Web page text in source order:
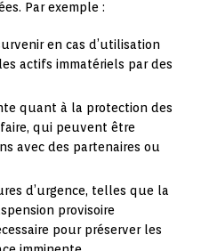
Par exemple :
en cas d’utilisation
actifs immatériels par des
quant à la protection des
qui peuvent être
avec des partenaires ou
d’urgence, telles que la
provisoire
pour préserver les